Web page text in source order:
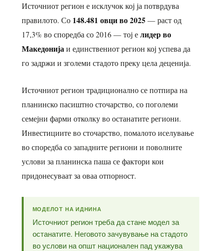
Источниот регион е исклучок кој ја потврдува
правилото. Со 148.481 овци во 2025 — раст од
17,3% во споредба со 2016 — тој е лидер во
Македонија и единствениот регион кој успева да
го задржи и зголеми стадото преку цела деценија.
Источниот регион традиционално се потпира на
планинско пасиштно сточарство, со поголеми
семејни фарми отколку во останатите региони.
Инвестициите во сточарство, помалото иселување
во споредба со западните региони и поволните
услови за планинска паша се фактори кои
придонесуваат за оваа отпорност.
МОДЕЛОТ НА ИДНИНА
Источниот регион треба да стане модел за
останатите. Неговото зачувување на стадото
во услови на општ национален пад укажува